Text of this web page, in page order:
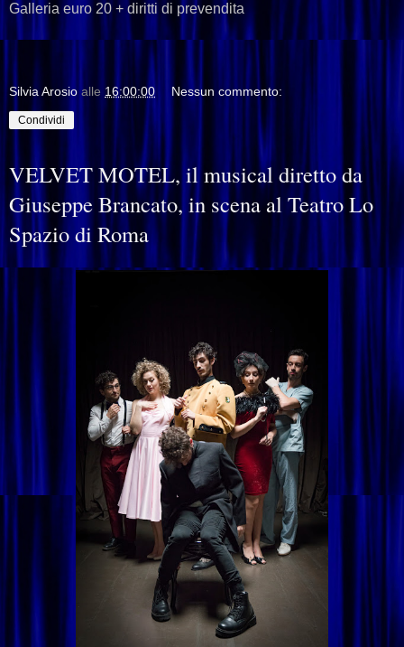
Galleria euro 20 + diritti di prevendita
Silvia Arosio alle 16:00:00 Nessun commento:
Condividi
VELVET MOTEL, il musical diretto da
Giuseppe Brancato, in scena al Teatro Lo
Spazio di Roma